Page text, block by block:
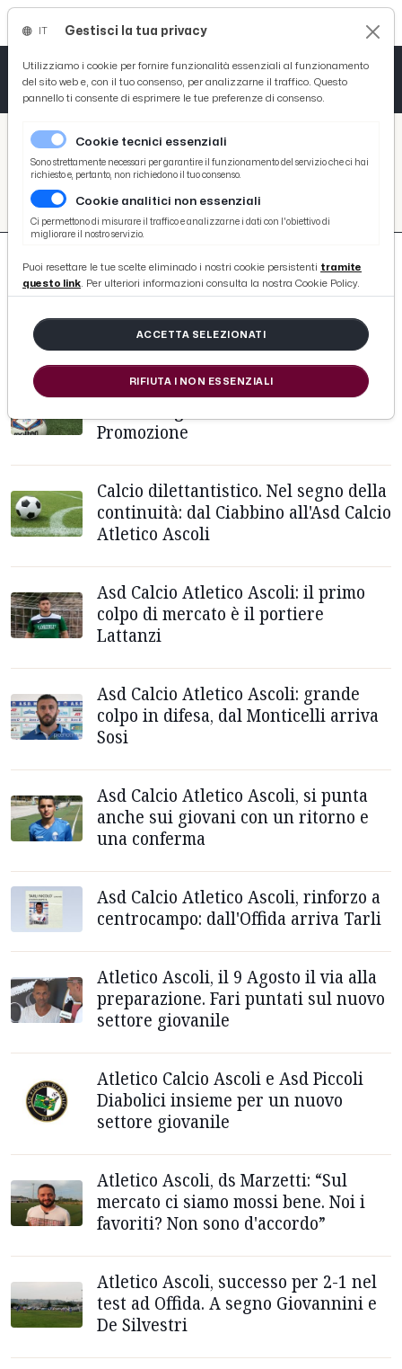
/ Picenotime
/ Atletico Ascoli
ATLETICO ASCOLI
1386 ARTICOLI
Eccellenza Marche, il Ciabbino cade
Promozione
Calcio dilettantistico. Nel segno della
continuità: dal Ciabbino all'Asd Calcio
Atletico Ascoli
Asd Calcio Atletico Ascoli: il primo
colpo di mercato è il portiere
Lattanzi
Asd Calcio Atletico Ascoli: grande
colpo in difesa, dal Monticelli arriva
Sosi
Asd Calcio Atletico Ascoli, si punta
anche sui giovani con un ritorno e
una conferma
Asd Calcio Atletico Ascoli, rinforzo a
centrocampo: dall'Offida arriva Tarli
Atletico Ascoli, il 9 Agosto il via alla
preparazione. Fari puntati sul nuovo
settore giovanile
Atletico Calcio Ascoli e Asd Piccoli
Diabolici insieme per un nuovo
settore giovanile
Atletico Ascoli, ds Marzetti: “Sul
mercato ci siamo mossi bene. Noi i
favoriti? Non sono d'accordo”
Atletico Ascoli, successo per 2-1 nel
test ad Offida. A segno Giovannini e
De Silvestri
Gestisci la tua privacy
Utilizziamo i cookie per fornire funzionalità essenziali al funzionamento
del sito web e, con il tuo consenso, per analizzarne il traffico. Questo
pannello ti consente di esprimere le tue preferenze di consenso.
Cookie tecnici essenziali
Sono strettamente necessari per garantire il funzionamento del servizio che ci hai
richiesto e, pertanto, non richiedono il tuo consenso.
Cookie analitici non essenziali
Ci permettono di misurare il traffico e analizzarne i dati con l'obiettivo di
migliorare il nostro servizio.
Puoi resettare le tue scelte eliminado i nostri cookie persistenti tramite
questo link. Per ulteriori informazioni consulta la nostra Cookie Policy.
ACCETTA SELEZIONATI
RIFIUTA I NON ESSENZIALI
Tutto News
Tutto Sport
Basket
Ciclismo
Tutto Curiosità